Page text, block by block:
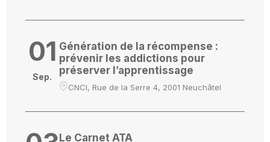
01
Sep.
Génération de la récompense :
prévenir les addictions pour
préserver l’apprentissage
CNCI, Rue de la Serre 4, 2001 Neuchâtel
Le Carnet ATA